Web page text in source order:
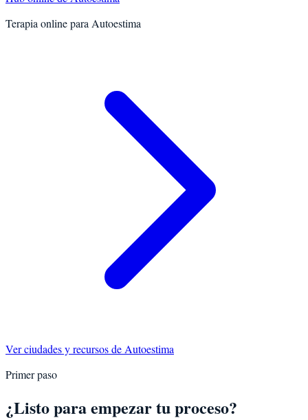
Terapia online para Autoestima
Ver ciudades y recursos de Autoestima
Primer paso
¿Listo para empezar tu proceso?